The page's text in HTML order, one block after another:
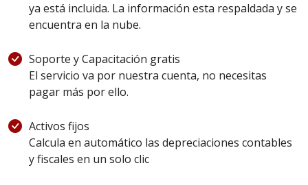
ya está incluida. La información esta respaldada y se
encuentra en la nube.
Soporte y Capacitación gratis
El servicio va por nuestra cuenta, no necesitas
pagar más por ello.
Activos fijos
Calcula en automático las depreciaciones contables
y fiscales en un solo clic